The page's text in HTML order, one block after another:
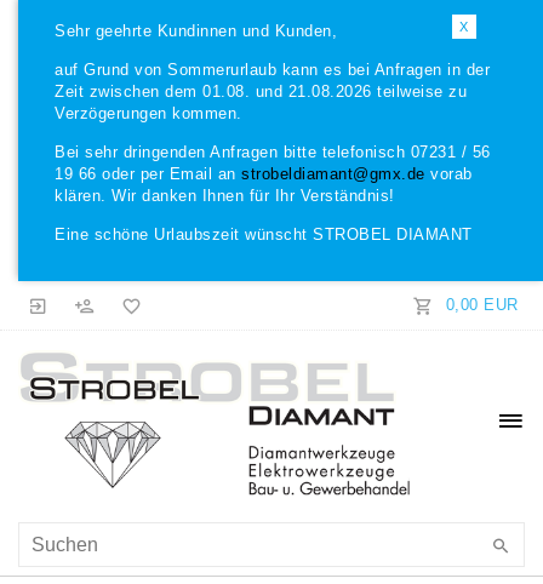
X
Sehr geehrte Kundinnen und Kunden,
auf Grund von Sommerurlaub kann es bei Anfragen in der
Zeit zwischen dem 01.08. und 21.08.2026 teilweise zu
Verzögerungen kommen.
Bei sehr dringenden Anfragen bitte telefonisch 07231 / 56
19 66 oder per Email an strobeldiamant@gmx.de vorab
klären. Wir danken Ihnen für Ihr Verständnis!
Eine schöne Urlaubszeit wünscht STROBEL DIAMANT
0,00 EUR